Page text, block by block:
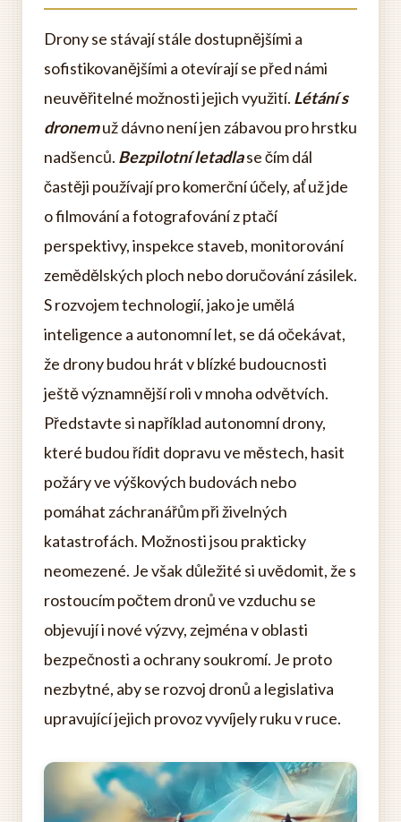
Drony se stávají stále dostupnějšími a
sofistikovanějšími a otevírají se před námi
neuvěřitelné možnosti jejich využití. Létání s
dronemuž dávno není jen zábavou pro hrstku
nadšenců. Bezpilotní letadlase čím dál
častěji používají pro komerční účely, ať už jde
o filmování a fotografování z ptačí
perspektivy, inspekce staveb, monitorování
zemědělských ploch nebo doručování zásilek.
S rozvojem technologií, jako je umělá
inteligence a autonomní let, se dá očekávat,
že drony budou hrát v blízké budoucnosti
ještě významnější roli v mnoha odvětvích.
Představte si například autonomní drony,
které budou řídit dopravu ve městech, hasit
požáry ve výškových budovách nebo
pomáhat záchranářům při živelných
katastrofách. Možnosti jsou prakticky
neomezené. Je však důležité si uvědomit, že s
rostoucím počtem dronů ve vzduchu se
objevují i ​​nové výzvy, zejména v oblasti
bezpečnosti a ochrany soukromí. Je proto
nezbytné, aby se rozvoj dronů a legislativa
upravující jejich provoz vyvíjely ruku v ruce.